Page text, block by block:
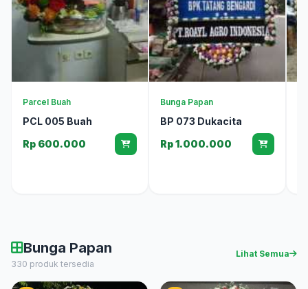
Parcel Buah
PCL 005 Buah
Rp 600.000
Bunga Papan
BP 073 Dukacita
Rp 1.000.000
Bunga Papan
330 produk tersedia
Lihat Semua